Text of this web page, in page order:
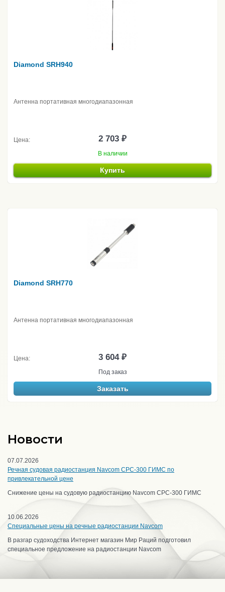
Diamond SRH940
Антенна портативная многодиапазонная
Цена: 2 703 ₽
В наличии
Купить
Diamond SRH770
Антенна портативная многодиапазонная
Цена: 3 604 ₽
Под заказ
Заказать
Новости
07.07.2026
Речная судовая радиостанция Navcom CPC-300 ГИМС по
привлекательной цене
Снижение цены на судовую радиостанцию Navcom CPC-300 ГИМС
10.06.2026
Специальные цены на речные радиостанции Navcom
В разгар судоходства Интернет магазин Мир Раций подготовил
специальное предложение на радиостанции Navcom